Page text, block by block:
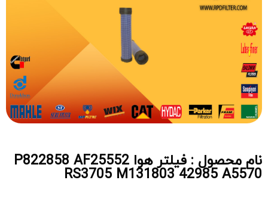
نام محصول : فیلتر هوا P822858 AF25552
RS3705 M131803 42985 A5570